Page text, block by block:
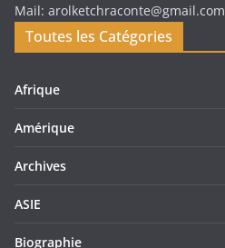
Mail: arolketchraconte@gmail.com
Toutes les Catégories
Afrique
Amérique
Archives
ASIE
Biographie